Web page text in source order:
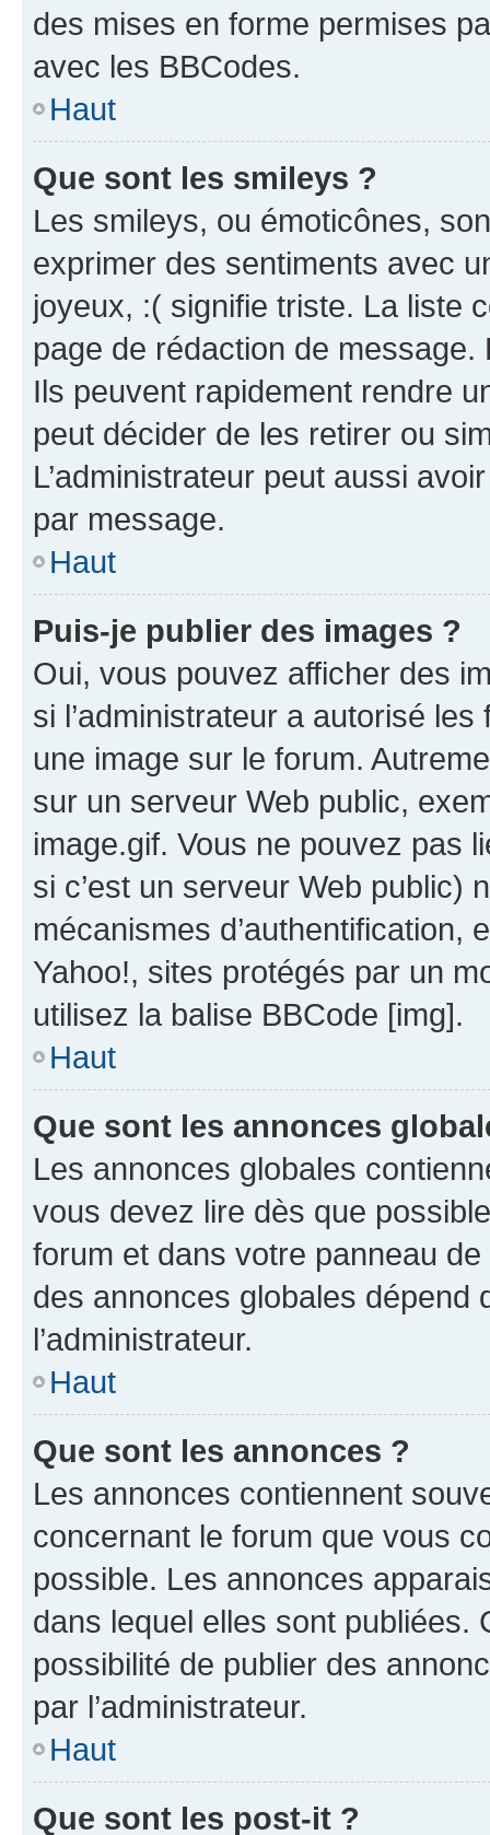
des mises en forme permises
avec les BBCodes.
Haut
Que sont les smileys ?
Les smileys, ou émoticônes,
exprimer des sentiments avec
joyeux, :( signifie triste. La liste
page de rédaction de
Ils peuvent rapidement rendre
peut décider de les retirer ou
L’administrateur peut aussi
par message.
Haut
Puis-je publier des images ?
Oui, vous pouvez afficher des
si l’administrateur a autorisé
une image sur le forum.
sur un serveur Web public,
image.gif. Vous ne pouvez pas
si c’est un serveur Web public)
mécanismes d’authentification,
Yahoo!, sites protégés par un
utilisez la balise BBCode [img].
Haut
Que sont les annonces
Les annonces globales
vous devez lire dès que
forum et dans votre panneau
des annonces globales dépend
l’administrateur.
Haut
Que sont les annonces ?
Les annonces contiennent
concernant le forum que vous
possible. Les annonces
dans lequel elles sont publiées.
possibilité de publier des
par l’administrateur.
Haut
Que sont les post-it ?